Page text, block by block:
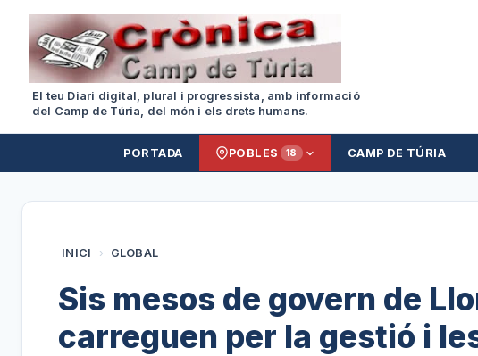
El teu Diari digital, plural i progressista, amb informació
del Camp de Túria, del món i els drets humans.
PORTADA POBLES 18 CAMP DE TÚRIA
INICI › GLOBAL
Sis mesos de govern de
carreguen per la gestió i